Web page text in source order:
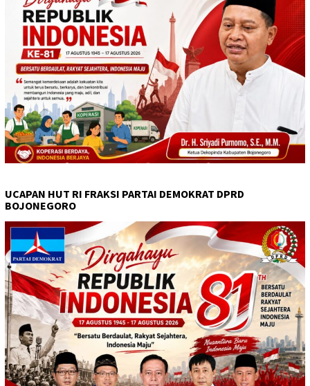
UCAPAN HUT RI FRAKSI PARTAI DEMOKRAT DPRD
BOJONEGORO